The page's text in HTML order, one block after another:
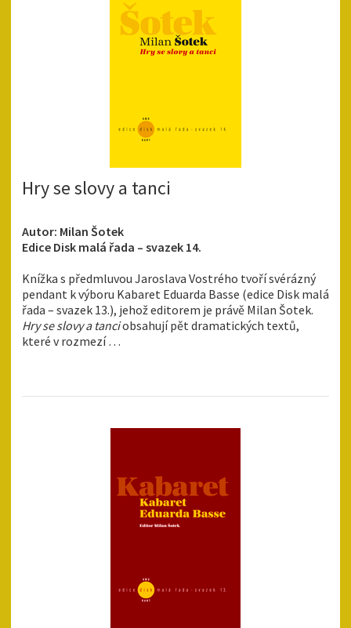
Hry se slovy a tanci
Autor: Milan Šotek
Edice Disk malá řada – svazek 14.
Knížka s předmluvou Jaroslava Vostrého tvoří svérázný
pendant k výboru Kabaret Eduarda Basse (edice Disk malá
řada – svazek 13.), jehož editorem je právě Milan Šotek.
Hry se slovy a tanciobsahují pět dramatických textů,
které v rozmezí …